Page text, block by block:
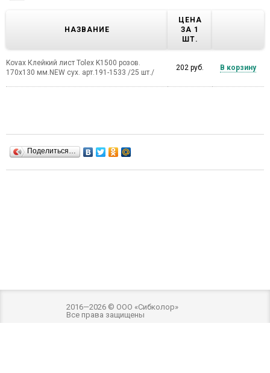
НАЗВАНИЕ
ЦЕНА
ЗА 1
ШТ.
Kovax Клейкий лист Tolex K1500 розов.
170х130 мм.NEW сух. арт.191-1533 /25 шт./
202 руб. В корзину
Поделиться…
2016—2026 © ООО «Сибколор»
Все права защищены